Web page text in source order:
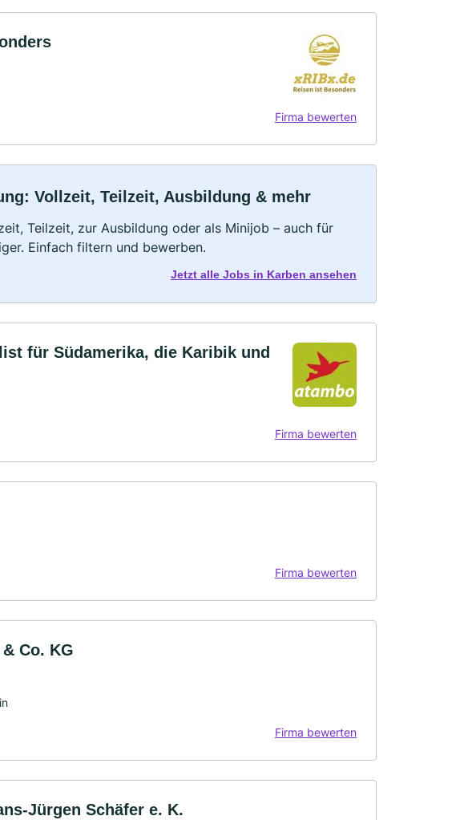
Firma bewerten
Vollzeit, Teilzeit, Ausbildung & mehr
Teilzeit, zur Ausbildung oder als Minijob – auch für
Einfach filtern und bewerben.
Jetzt alle Jobs in Karben ansehen
für Südamerika, die Karibik und
Firma bewerten
Firma bewerten
Co. KG
Firma bewerten
Jürgen Schäfer e. K.